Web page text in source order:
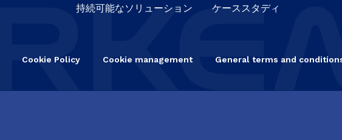
持続可能なソリューション
ケーススタディ
Cookie Policy Cookie management General terms and